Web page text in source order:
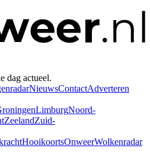
dag actueel.
NieuwsContactAdverteren
LimburgNoord-
ZeelandZuid-
HooikoortsOnweerWolkenradar